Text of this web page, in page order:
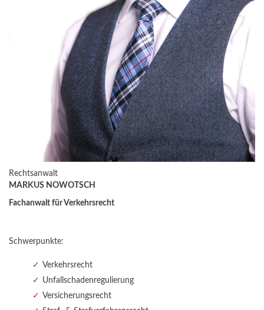
Rechtsanwalt
MARKUS NOWOTSCH
Fachanwalt für Verkehrsrecht
Schwerpunkte:
Verkehrsrecht
Unfallschadenregulierung
Versicherungsrecht